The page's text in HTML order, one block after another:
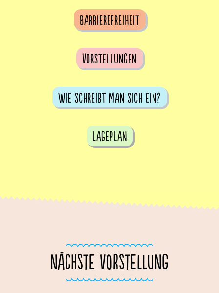
Barrierefreiheit
Vorstellungen
Wie schreibt man sich ein?
Lageplan
NÄCHSTE VORSTELLUNG